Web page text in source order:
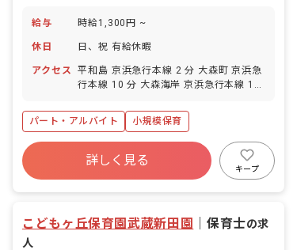
給与 時給1,300円 ~
休日 日、祝 有給休暇
アクセス
平和島 京浜急行本線 2 分 大森町 京浜急
行本線 10 分 大森海岸 京浜急行本線 12
大森（東京） JR京浜東北・根岸線 17 分
パート・アルバイト 小規模保育
詳しく見る
キープ
こどもヶ丘保育園武蔵新田園 保育士の求
人